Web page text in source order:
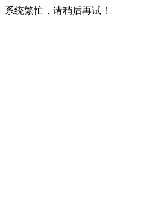
系统繁忙，请稍后再试！